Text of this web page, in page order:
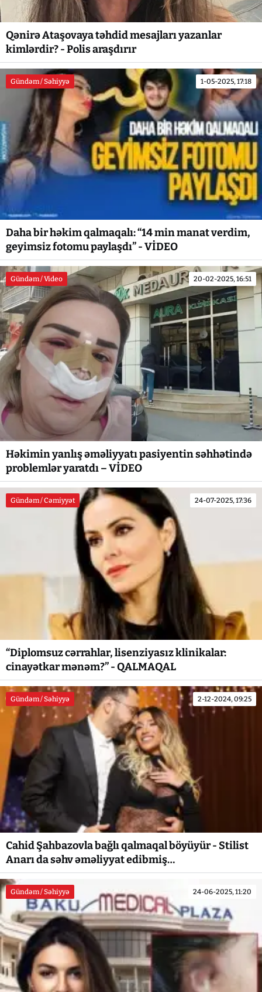
Qənirə Ataşovaya təhdid mesajları yazanlar
kimlərdir? - Polis araşdırır
Gündəm / Səhiyyə 1-05-2025, 17:18
Daha bir həkim qalmaqalı: “14 min manat verdim,
geyimsiz fotomu paylaşdı” - VİDEO
Gündəm / Video 20-02-2025, 16:51
Həkimin yanlış əməliyyatı pasiyentin səhhətində
problemlər yaratdı – VİDEO
Gündəm / Cəmiyyət 24-07-2025, 17:36
“Diplomsuz cərrahlar, lisenziyasız klinikalar:
cinayətkar mənəm?” - QALMAQAL
Gündəm / Səhiyyə 2-12-2024, 09:25
Cahid Şahbazovla bağlı qalmaqal böyüyür - Stilist
Anarı da səhv əməliyyat edibmiş…
Gündəm / Səhiyyə 24-06-2025, 11:20